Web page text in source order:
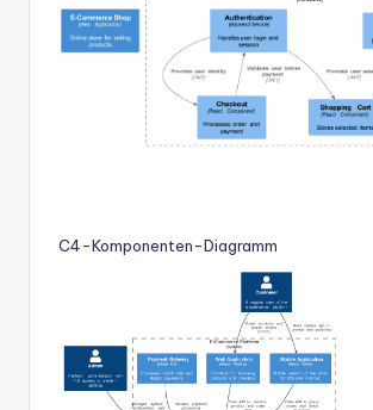
C4-Komponenten-Diagramm